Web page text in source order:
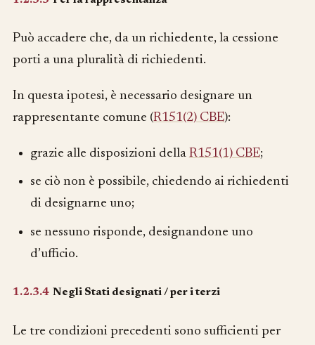
Può accadere che, da un richiedente, la cessione
porti a una pluralità di richiedenti.
In questa ipotesi, è necessario designare un
rappresentante comune (R151(2) CBE):
grazie alle disposizioni della R151(1) CBE;
se ciò non è possibile, chiedendo ai richiedenti
di designarne uno;
se nessuno risponde, designandone uno
d’ufficio.
1.2.3.4 Negli Stati designati / per i terzi
Le tre condizioni precedenti sono sufficienti per